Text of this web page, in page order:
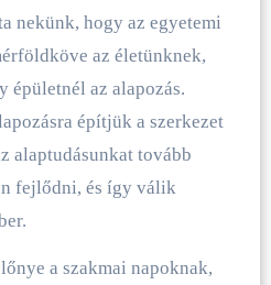
nekünk, hogy az egyetemi
az életünknek,
épületnél az alapozás.
építjük a szerkezet
alaptudásunkat tovább
fejlődni, és így válik
a szakmai napoknak,